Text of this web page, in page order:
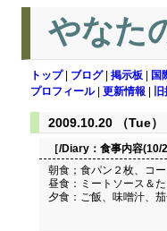
やなた
トップ| ブログ| 掲示板 国
プロフィール| 更新情報
2009.10.20 （Tue）
［/Diary： 食事内容(10/
朝食；食パン２枚、コ
昼食：ミートソース＆
夕食：ご飯、味噌汁、